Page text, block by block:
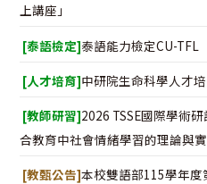
上講座」
[泰語檢定]泰語能力檢定CU-TFL
[人才培育]中研院生命科學人才
[教師研習]2026 TSSE國際學術
合教育中社會情緒學習的理論與
[教甄公告]本校雙語部115學年